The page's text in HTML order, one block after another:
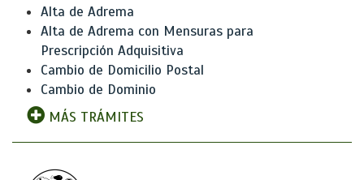
Alta de Adrema
Alta de Adrema con Mensuras para
Prescripción Adquisitiva
Cambio de Domicilio Postal
Cambio de Dominio
MÁS TRÁMITES